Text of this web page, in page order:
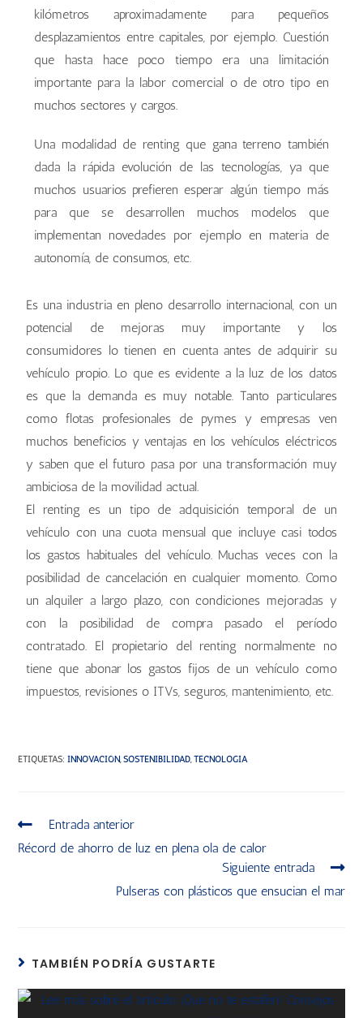
kilómetros aproximadamente para pequeños
desplazamientos entre capitales, por ejemplo. Cuestión
que hasta hace poco tiempo era una limitación
importante para la labor comercial o de otro tipo en
muchos sectores y cargos.
Una modalidad de renting que gana terreno también
dada la rápida evolución de las tecnologías, ya que
muchos usuarios prefieren esperar algún tiempo más
para que se desarrollen muchos modelos que
implementan novedades por ejemplo en materia de
autonomía, de consumos, etc.
Es una industria en pleno desarrollo internacional, con un
potencial de mejoras muy importante y los
consumidores lo tienen en cuenta antes de adquirir su
vehículo propio. Lo que es evidente a la luz de los datos
es que la demanda es muy notable. Tanto particulares
como flotas profesionales de pymes y empresas ven
muchos beneficios y ventajas en los vehículos eléctricos
y saben que el futuro pasa por una transformación muy
ambiciosa de la movilidad actual.
El renting es un tipo de adquisición temporal de un
vehículo con una cuota mensual que incluye casi todos
los gastos habituales del vehículo. Muchas veces con la
posibilidad de cancelación en cualquier momento. Como
un alquiler a largo plazo, con condiciones mejoradas y
con la posibilidad de compra pasado el período
contratado. El propietario del renting normalmente no
tiene que abonar los gastos fijos de un vehículo como
impuestos, revisiones o ITVs, seguros, mantenimiento, etc.
ETIQUETAS:INNOVACIÓN, SOSTENIBILIDAD, TECNOLOGÍA
Entrada anterior
Récord de ahorro de luz en plena ola de calor
Siguiente entrada
Pulseras con plásticos que ensucian el mar
TAMBIÉN PODRÍA GUSTARTE